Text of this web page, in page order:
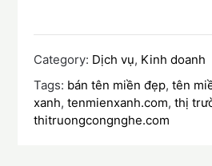
Category: Dịch vụ, Kinh doanh
Tags: bán tên miền đẹp,tên
xanh,tenmienxanh.com,thị
thitruongcongnghe.com